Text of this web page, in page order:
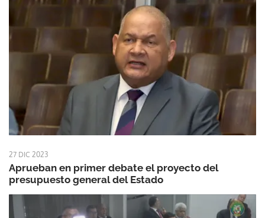
27 DIC 2023
Aprueban en primer debate el proyecto del
presupuesto general del Estado